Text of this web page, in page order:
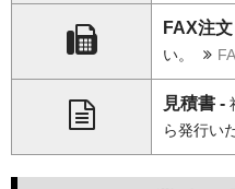
FAX注
い。
見積書 -
ら発行い